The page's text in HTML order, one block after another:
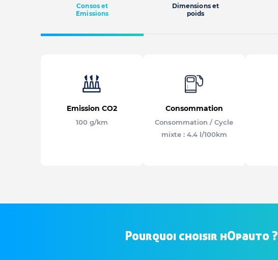
Consos et
Emissions
Dimensions et
poids
Emission CO2
100 g/km
Consommation
Consommation / Cycle
mixte : 4.4 l/100km
Pourquoi choisir hOpauto ?